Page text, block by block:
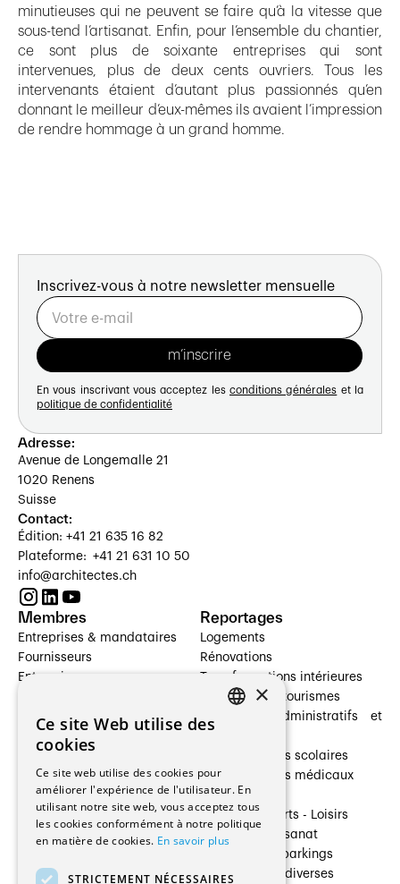
minutieuses qui ne peuvent se faire qu’à la vitesse que
sous-tend l’artisanat. Enfin, pour l’ensemble du chantier,
ce sont plus de soixante entreprises qui sont
intervenues, plus de deux cents ouvriers. Tous les
intervenants étaient d’autant plus passionnés qu’en
donnant le meilleur d’eux-mêmes ils avaient l’impression
de rendre hommage à un grand homme.
Inscrivez-vous à notre newsletter mensuelle
En vous inscrivant vous acceptez les conditions générales et la
politique de confidentialité
Adresse:
Avenue de Longemalle 21
1020 Renens
Suisse
Contact:
Édition: +41 21 635 16 82
Plateforme: +41 21 631 10 50
info@architectes.ch
Membres
Entreprises & mandataires
Fournisseurs
Entreprises
Architectes paysagistes
Architectes d'intérieur
Entreprises générales
Ingénieurs et mandataires
Fabricants / Fournisseurs
Régies immobilières
Reportages
Logements
Rénovations
Transformations intérieures
Hôtelleries et tourismes
Bâtiments administratifs et
Établissements scolaires
Établissements médicaux
Villas
Cultures - Sports - Loisirs
Industrie - Artisanat
Transports et parkings
Constructions diverses
×
Ce site Web utilise des
cookies
Ce site web utilise des cookies pour
améliorer l'expérience de l'utilisateur. En
utilisant notre site web, vous acceptez tous
les cookies conformément à notre politique
en matière de cookies. En savoir plus
STRICTEMENT NÉCESSAIRES